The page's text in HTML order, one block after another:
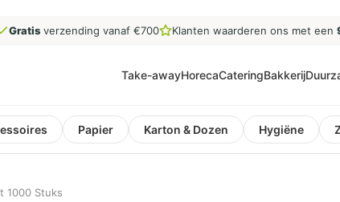
Gratisverzending vanaf €700 Klanten waarderen ons met een
Take-awayHorecaCateringBakkerij
Papier Karton & Dozen Hygiëne
1000 Stuks